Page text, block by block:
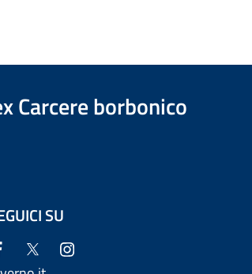
Carcere borbonico
SU